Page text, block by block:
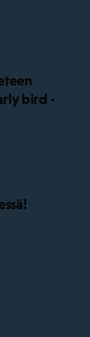
bird -